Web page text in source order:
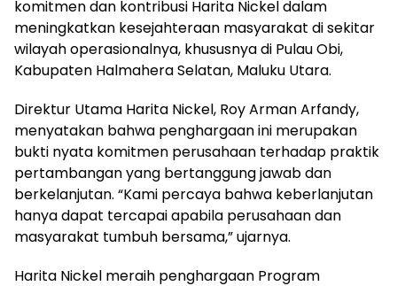
komitmen dan kontribusi Harita Nickel dalam
meningkatkan kesejahteraan masyarakat di sekitar
wilayah operasionalnya, khususnya di Pulau Obi,
Kabupaten Halmahera Selatan, Maluku Utara.
Direktur Utama Harita Nickel, Roy Arman Arfandy,
menyatakan bahwa penghargaan ini merupakan
bukti nyata komitmen perusahaan terhadap praktik
pertambangan yang bertanggung jawab dan
berkelanjutan. “Kami percaya bahwa keberlanjutan
hanya dapat tercapai apabila perusahaan dan
masyarakat tumbuh bersama,” ujarnya.
Harita Nickel meraih penghargaan Program